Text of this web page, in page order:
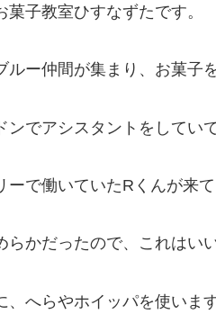
菓子教室ひすなずたです。
ルー仲間が集まり、お菓子
ンでアシスタントをしてい
ーで働いていたRくんが来
らかだったので、これはい
、へらやホイッパを使いま